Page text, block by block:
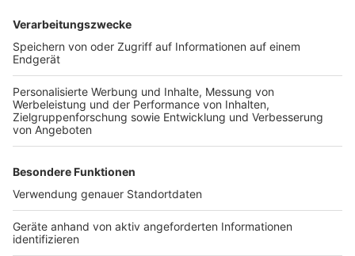
Darum geht es im Artikel
Gewalt gegen Polizisten in Deutschland erreicht
Ursachen: gesellschaftliche Spannungen,
Alkoholmissbrauch.
Mögliche greifende Maßnahmen: Tasereinsatz,
Strafrechtsverschärfung.